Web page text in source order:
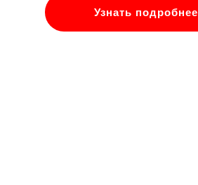
Узнать подробнее